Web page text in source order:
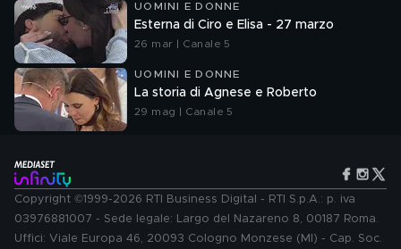
UOMINI E DONNE
Esterna di Ciro e Elisa - 27 marzo
26 mar | Canale 5
UOMINI E DONNE
La storia di Agnese e Roberto
29 mag | Canale 5
Copyright ©1999-2026 RTI Business Digital - RTI S.p.A.: p. iva
03976881007 - Sede legale: Largo del Nazareno 8, 00187 Roma.
Uffici: Viale Europa 46, 20093 Cologno Monzese (MI) - Cap. Soc.